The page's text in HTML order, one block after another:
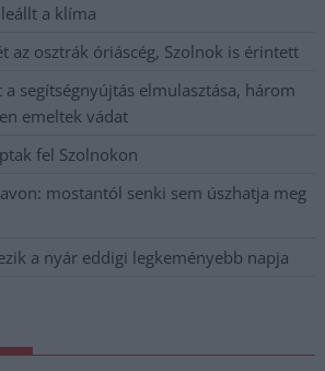
a klíma
az osztrák óriáscég, Szolnok is érintett
segítségnyújtás elmulasztása, három
emeltek vádat
fel Szolnokon
mostantól senki sem úszhatja meg
a nyár eddigi legkeményebb napja